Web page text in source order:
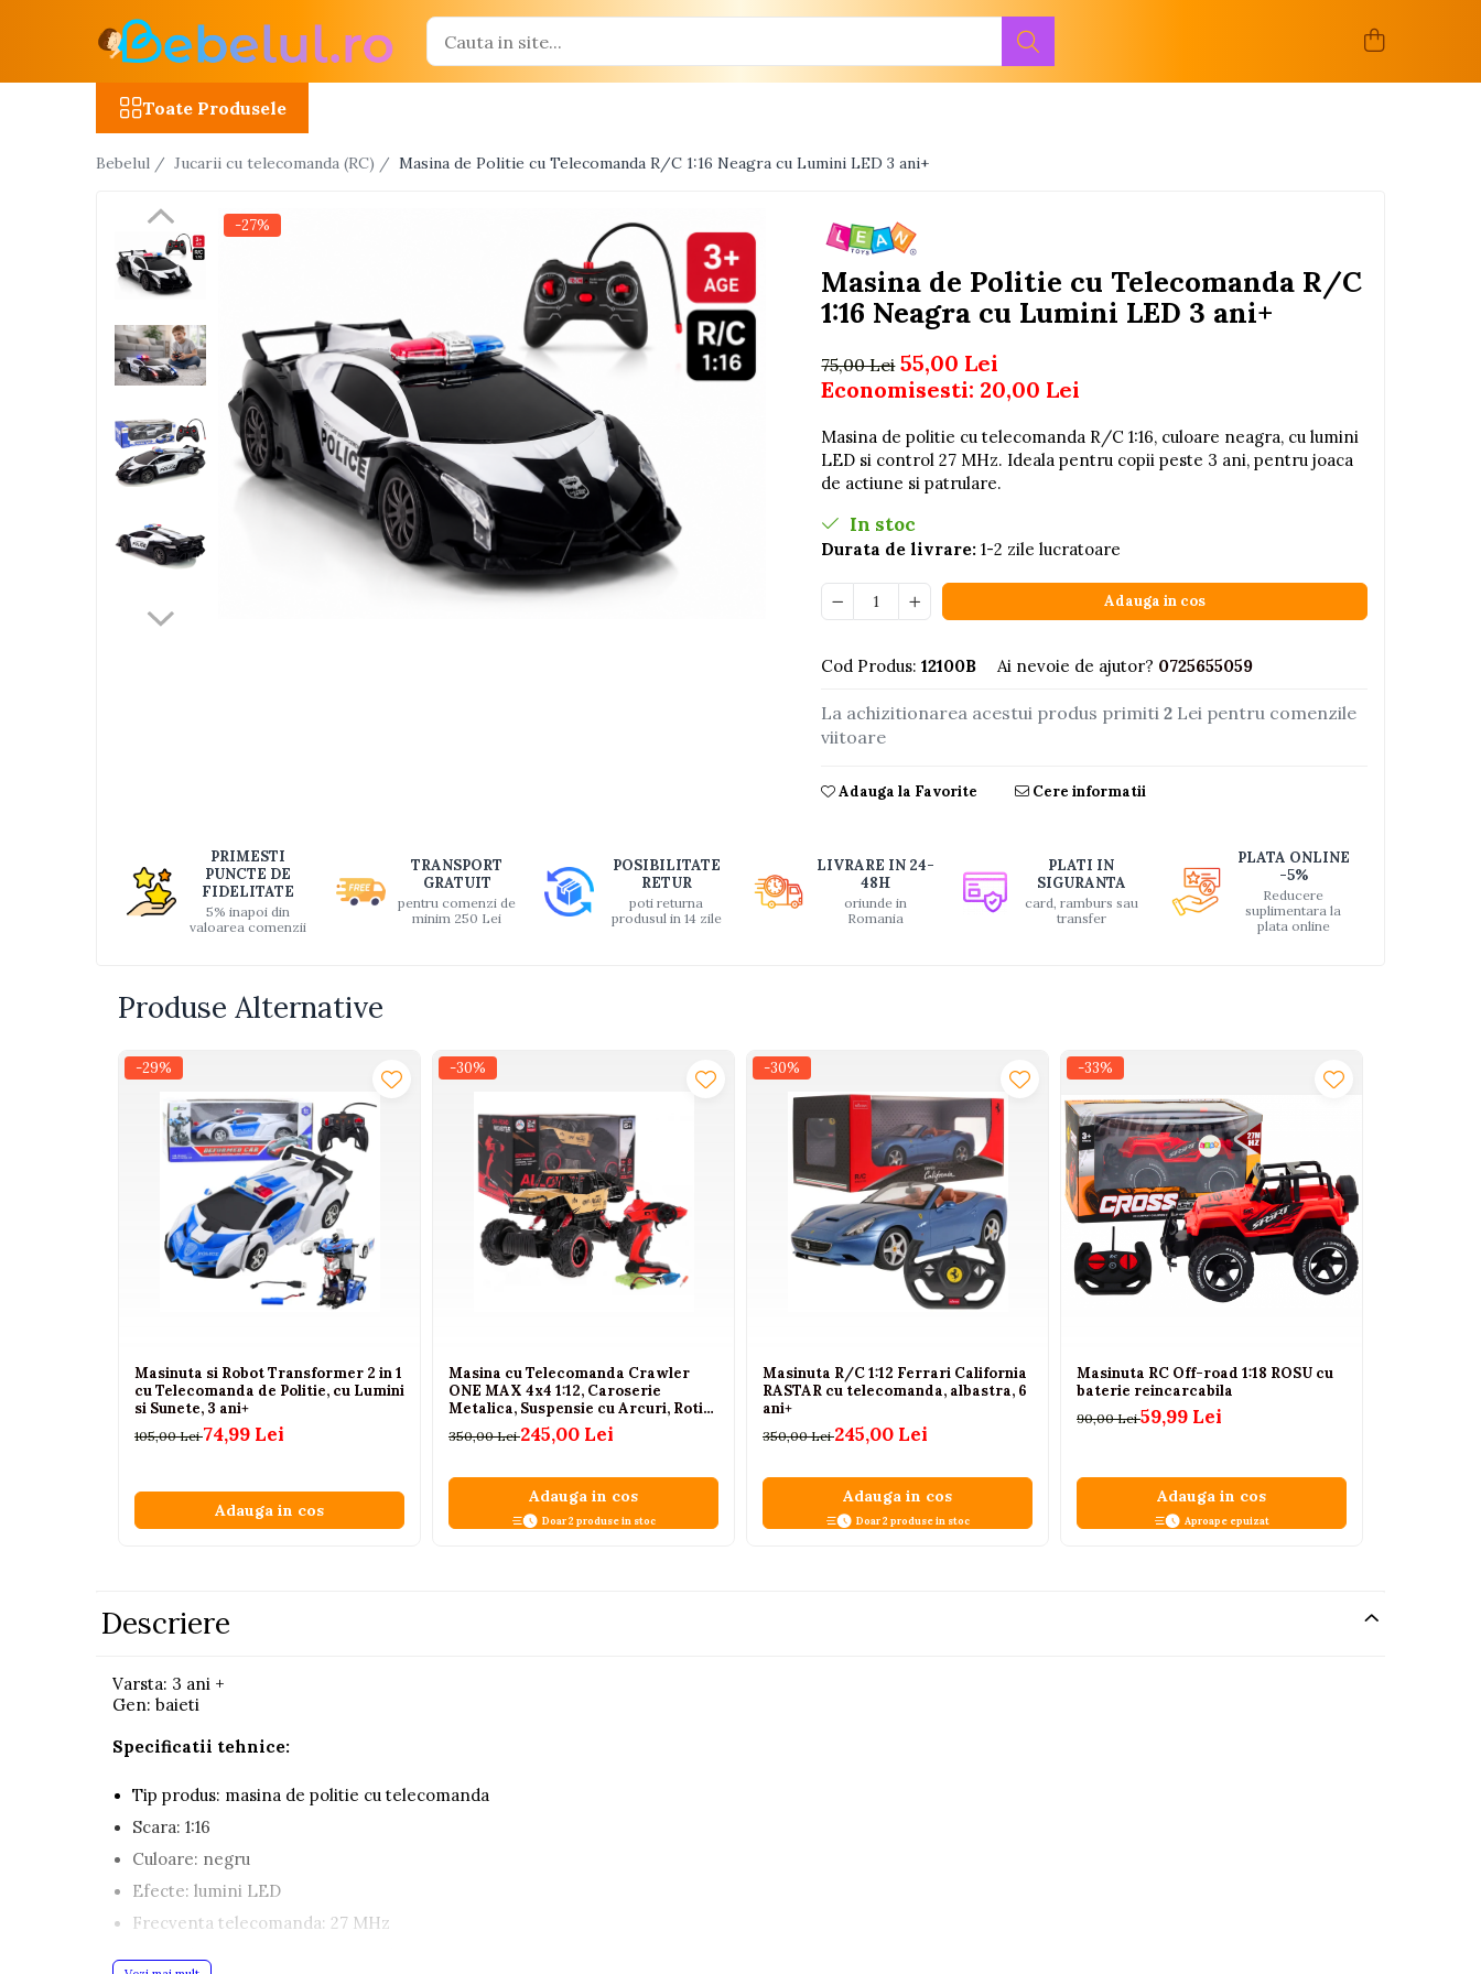
Masinute R/C
Avioane si elicoptere R/C
Motociclete R/C
Jucarii bebelusi
Interactive, educative si muzicale
Saltelute si centre de activitati
Table desen copii
Interactive, educative si
Blocuri de constructie
Electrocasnice si bucatarii
Jocuri sportive
Jucarii educative din lemn
Saltelute si centre de activitati
Seturi de doctor
Seturi de rufe
Toate Produsele
Bebelul / Jucarii cu telecomanda (RC) / Masina de Politie cu Telecomanda R/C 1:16 Neagra cu Lumini LED 3 ani+
Masina de Politie cu Telecomanda R/C
1:16 Neagra cu Lumini LED 3 ani+
-27%
75,00 Lei 55,00 Lei
Economisesti: 20,00 Lei
Masina de politie cu telecomanda R/C 1:16, culoare neagra, cu lumini
LED si control 27 MHz. Ideala pentru copii peste 3 ani, pentru joaca
de actiune si patrulare.
In stoc
Durata de livrare: 1-2 zile lucratoare
Adauga in cos
Cod Produs: 12100B Ai nevoie de ajutor? 0725655059
La achizitionarea acestui produs primiti2 Lei pentru comenzile
viitoare
Adauga la Favorite Cere informatii
PRIMESTI
PUNCTE DE
FIDELITATE
5% inapoi din
valoarea comenzii
TRANSPORT
GRATUIT
pentru comenzi de
minim 250 Lei
POSIBILITATE
RETUR
poti returna
produsul in 14 zile
LIVRARE IN 24-
48H
oriunde in
Romania
PLATI IN
SIGURANTA
card, ramburs sau
transfer
PLATA ONLINE
-5%
Reducere
suplimentara la
plata online
Produse Alternative
-29%
Masinuta si Robot Transformer 2 in 1
cu Telecomanda de Politie, cu Lumini
si Sunete, 3 ani+
105,00 Lei74,99 Lei
Adauga in cos
-30%
Masina cu Telecomanda Crawler
ONE MAX 4x4 1:12, Caroserie
Metalica, Suspensie cu Arcuri, Roti
din Cauciuc, 2.4GHz, Auriu, 6 Ani+
350,00 Lei245,00 Lei
Adauga in cos
Doar 2 produse in stoc
-30%
Masinuta R/C 1:12 Ferrari California
RASTAR cu telecomanda, albastra, 6
ani+
350,00 Lei245,00 Lei
Adauga in cos
Doar 2 produse in stoc
-33%
Masinuta RC Off-road 1:18 ROSU cu
baterie reincarcabila
90,00 Lei59,99 Lei
Adauga in cos
Aproape epuizat
Descriere
Varsta: 3 ani +
Gen: baieti
Specificatii tehnice:
Tip produs: masina de politie cu telecomanda
Scara: 1:16
Culoare: negru
Efecte: lumini LED
Frecventa telecomanda: 27 MHz
Control: inainte, inapoi, stanga, dreapta